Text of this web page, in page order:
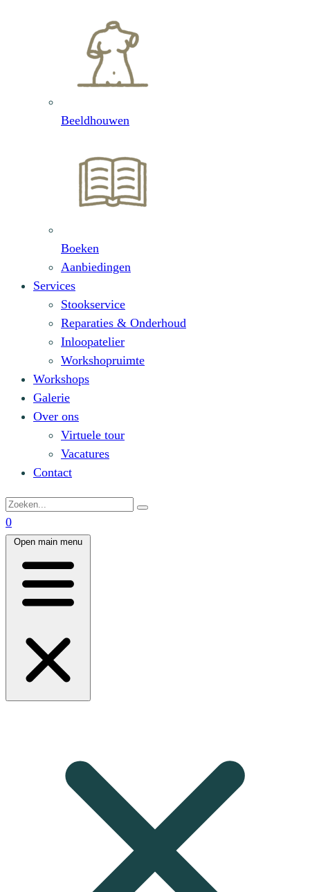
Beeldhouwen
Boeken
Aanbiedingen
Services
Stookservice
Reparaties & Onderhoud
Inloopatelier
Workshopruimte
Workshops
Galerie
Over ons
Virtuele tour
Vacatures
Contact
0
Open main menu